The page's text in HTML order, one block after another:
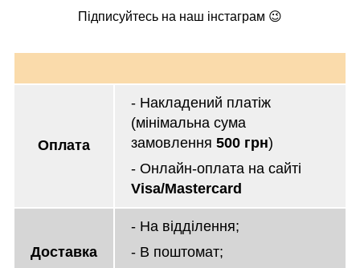
Підписуйтесь на наш інстаграм 😉
Оплата
- Накладений платіж
(мінімальна сума
замовлення 500 грн)
- Онлайн-оплата на сайті
Visa/Mastercard
Доставка
- На відділення;
- В поштомат;